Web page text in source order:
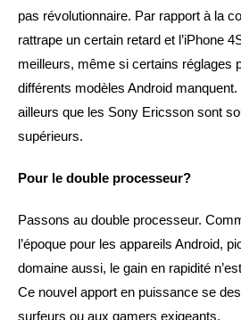
pas révolutionnaire. Par rapport à la
rattrape un certain retard et l’iPhone
meilleurs, même si certains réglages
différents modèles Android
ailleurs que les Sony Ericsson sont
supérieurs.
Pour le double processeur?
Passons au double processeur.
l’époque pour les appareils Android,
domaine aussi, le gain en rapidité
Ce nouvel apport en puissance se
surfeurs ou aux gamers exigeants.